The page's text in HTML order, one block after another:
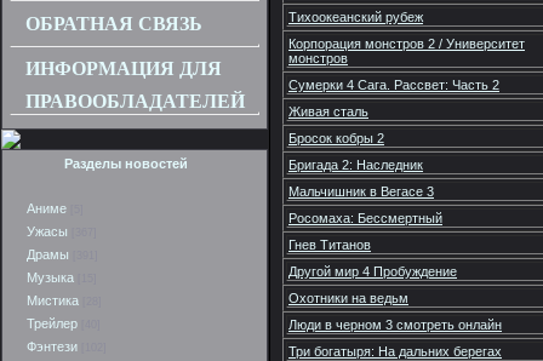
ОБРАТНАЯ СВЯЗЬ
ИНФОРМАЦИЯ ДЛЯ
ПРАВООБЛАДАТЕЛЕЙ
Разделы новостей
Аниме
Ужасы
Драмы
Музыка
Мистика
Трейлер
Фэнтези
Тихоокеанский рубеж
Корпорация монстров 2 / Университет
монстров
Сумерки 4 Сага. Рассвет: Часть 2
Живая сталь
Бросок кобры 2
Бригада 2: Наследник
Мальчишник в Вегасе 3
Росомаха: Бессмертный
Гнев Титанов
Другой мир 4 Пробуждение
Охотники на ведьм
Люди в черном 3 смотреть онлайн
Три богатыря: На дальних берегах